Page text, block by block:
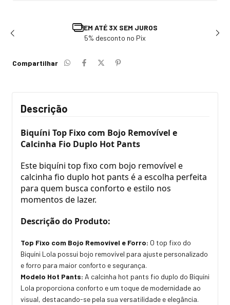
TROCA E DEVOLUÇÃO
Solicite em até 7 dias após recebimento
Compartilhar
Descrição
Biquíni Top Fixo com Bojo Removível e
Calcinha Fio Duplo Hot Pants
Este biquíni top fixo com bojo removível e
calcinha fio duplo hot pants é a escolha perfeita
para quem busca conforto e estilo nos
momentos de lazer.
Descrição do Produto:
Top Fixo com Bojo Removível e Forro: O top fixo do
Biquíni Lola possui bojo removível para ajuste personalizado
e forro para maior conforto e segurança.
Modelo Hot Pants: A calcinha hot pants fio duplo do Biquíni
Lola proporciona conforto e um toque de modernidade ao
visual, destacando-se pela sua versatilidade e elegância.